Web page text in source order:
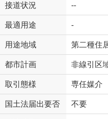
接道状況 --
最適用途 -
用途地域 第二種住
都市計画 非線引区
取引態様 専任媒介
国土法届出要否 不要